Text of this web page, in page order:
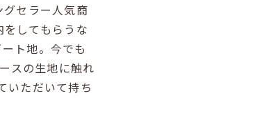
セラー人気商
してもらうな
ト地。今でも
スの生地に触れ
いただいて持ち